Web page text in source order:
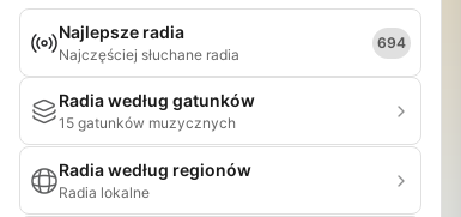
Najlepsze radia
Najczęściej słuchane radia
694
Radia według gatunków
15 gatunków muzycznych
Radia według regionów
Radia lokalne